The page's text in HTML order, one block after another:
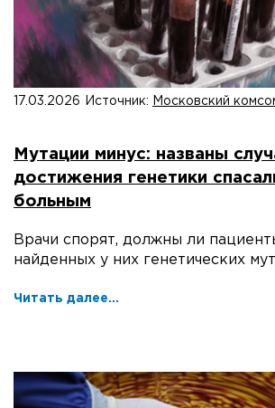
17.03.2026 Источник: Московский
Мутации минус: названы
достижения генетики
больным
Врачи спорят, должны ли
найденных у них генетических
Читать далее...